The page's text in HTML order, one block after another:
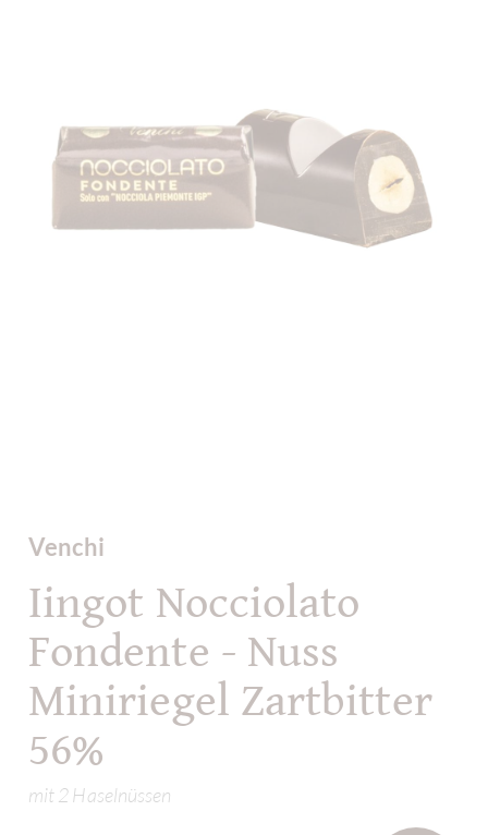
Venchi
Iingot Nocciolato
Fondente - Nuss
Miniriegel Zartbitter
56%
mit 2 Haselnüssen